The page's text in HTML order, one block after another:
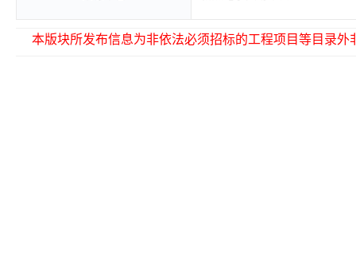
本版块所发布信息为非依法必须招标的工程项目等目录